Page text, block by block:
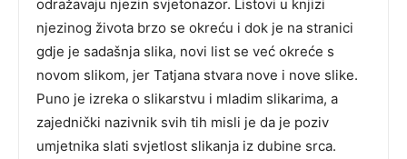
odražavaju njezin svjetonazor. Listovi u knjizi
njezinog života brzo se okreću i dok je na stranici
gdje je sadašnja slika, novi list se već okreće s
novom slikom, jer Tatjana stvara nove i nove slike.
Puno je izreka o slikarstvu i mladim slikarima, a
zajednički nazivnik svih tih misli je da je poziv
umjetnika slati svjetlost slikanja iz dubine srca.